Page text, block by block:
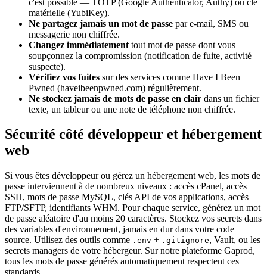
matérielle (YubiKey).
Ne partagez jamais un mot de passe par e-mail, SMS ou
messagerie non chiffrée.
Changez immédiatement tout mot de passe dont vous
soupçonnez la compromission (notification de fuite, activité
suspecte).
Vérifiez vos fuites sur des services comme Have I Been
Pwned (haveibeenpwned.com) régulièrement.
Ne stockez jamais de mots de passe en clair dans un fichier
texte, un tableur ou une note de téléphone non chiffrée.
Sécurité côté développeur et hébergement
web
Si vous êtes développeur ou gérez un hébergement web, les mots de
passe interviennent à de nombreux niveaux : accès cPanel, accès
SSH, mots de passe MySQL, clés API de vos applications, accès
FTP/SFTP, identifiants WHM. Pour chaque service, générez un mot
de passe aléatoire d'au moins 20 caractères. Stockez vos secrets dans
des variables d'environnement, jamais en dur dans votre code
source. Utilisez des outils comme .env + .gitignore, Vault, ou les
secrets managers de votre hébergeur. Sur notre plateforme Gaprod,
tous les mots de passe générés automatiquement respectent ces